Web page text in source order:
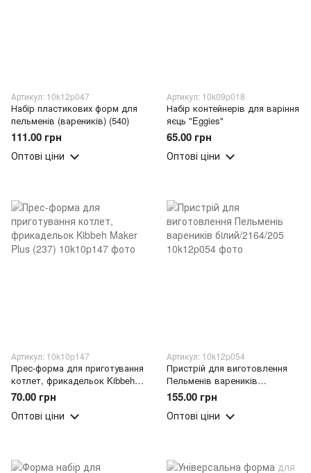
Артикул: 10k12p047
Набір пластикових форм для
пельменів (вареників) (540)
111.00 грн
Оптові ціни
Артикул: 10k09p018
Набір контейнерів для варіння
яєць "Eggies"
65.00 грн
Оптові ціни
Артикул: 10k10p147
Прес-форма для приготування
котлет, фрикадельок Kibbeh
Maker Plus (237)
70.00 грн
Оптові ціни
Артикул: 10k12p054
Пристрій для виготовлення
Пельменів вареників
бiлий/2164/205
155.00 грн
Оптові ціни